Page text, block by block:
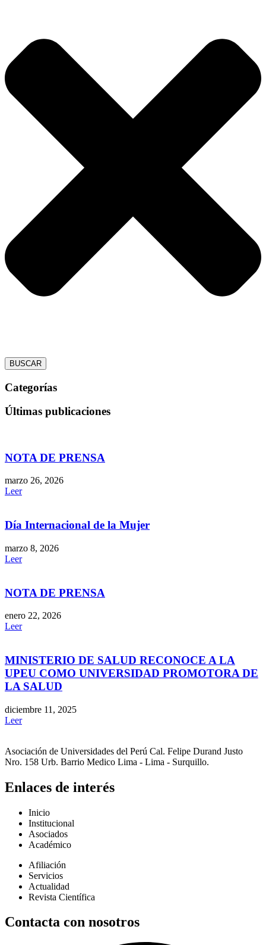
BUSCAR
Categorías
Últimas publicaciones
NOTA DE PRENSA
marzo 26, 2026
Leer
Día Internacional de la Mujer
marzo 8, 2026
Leer
NOTA DE PRENSA
enero 22, 2026
Leer
MINISTERIO DE SALUD RECONOCE A LA
UPEU COMO UNIVERSIDAD PROMOTORA DE
LA SALUD
diciembre 11, 2025
Leer
Asociación de Universidades del Perú Cal. Felipe Durand Justo
Nro. 158 Urb. Barrio Medico Lima - Lima - Surquillo.
Enlaces de interés
Inicio
Institucional
Asociados
Académico
Afiliación
Servicios
Actualidad
Revista Científica
Contacta con nosotros